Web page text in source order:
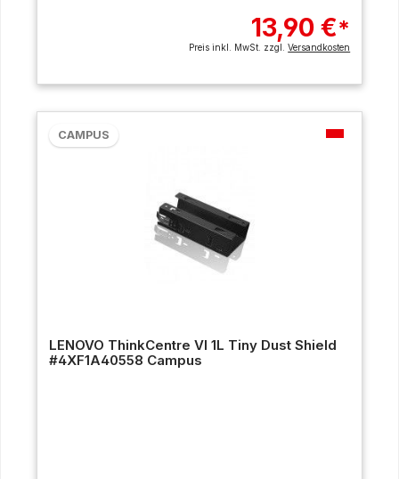
13,90 €*
Preis inkl. MwSt. zzgl.Versandkosten
CAMPUS
LENOVO ThinkCentre VI 1L Tiny Dust Shield
#4XF1A40558 Campus